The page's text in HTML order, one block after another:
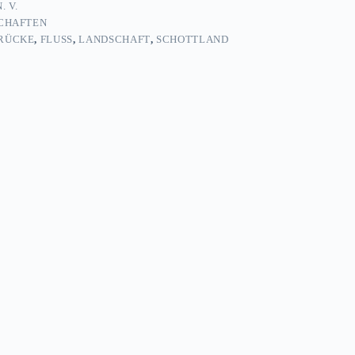
V.
, FLUSS,LANDSCHAFT, SCHOTTLAND